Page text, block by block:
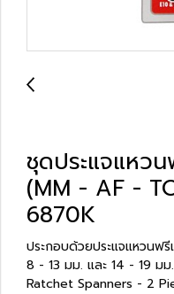
ชุดประแจแหว
(MM - AF -
6870K
ประกอบด้วยประแจแหวนฟ
8 - 13 มม. และ 14 - 19 ม
Ratchet Spanners - 2